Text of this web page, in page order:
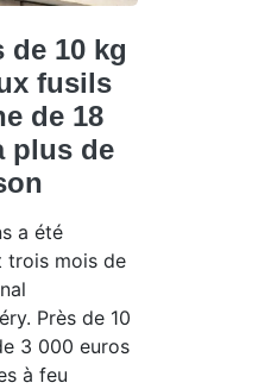
de 10 kg
fusils
de 18
plus de
a été
trois mois de
Près de 10
3 000 euros
à feu